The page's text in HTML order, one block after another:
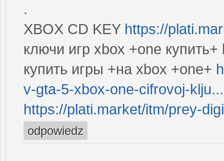
.
XBOX CD KEY https://
ключи игр xbox +one купить+
купить игры +на xbox +one+
v-gta-5-xbox-one-cifrovoj-klju...
https://plati.market/itm/prey-
odpowiedz